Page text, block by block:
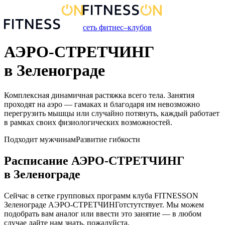
сеть фитнес–клубов
АЭРО-СТРЕТЧИНГ
в Зеленограде
Комплексная динамичная растяжка всего тела. Занятия
проходят на аэро — гамаках и благодаря им невозможно
перегрузить мышцы или случайно потянуть, каждый работает
в рамках своих физиологических возможностей.
Подходит мужчинамРазвитие гибкости
Расписание АЭРО-СТРЕТЧИНГ
в Зеленограде
Сейчас в сетке групповых программ клуба FITNESSON
Зеленограде АЭРО-СТРЕТЧИНГотстутствует. Мы можем
подобрать вам аналог или ввести это занятие — в любом
случае дайте нам знать, пожалуйста.